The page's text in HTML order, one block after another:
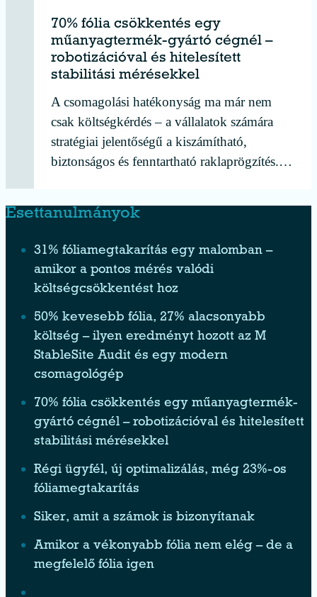
70% fólia csökkentés egy
műanyagtermék-gyártó cégnél –
robotizációval és hitelesített
stabilitási mérésekkel
A csomagolási hatékonyság ma már nem
csak költségkérdés – a vállalatok számára
stratégiai jelentőségű a kiszámítható,
biztonságos és fenntartható raklaprögzítés.…
Esettanulmányok
31% fóliamegtakarítás egy malomban –
amikor a pontos mérés valódi
költségcsökkentést hoz
50% kevesebb fólia, 27% alacsonyabb
költség – ilyen eredményt hozott az M
StableSite Audit és egy modern
csomagológép
70% fólia csökkentés egy műanyagtermék-
gyártó cégnél – robotizációval és hitelesített
stabilitási mérésekkel
Régi ügyfél, új optimalizálás, még 23%-os
fóliamegtakarítás
Siker, amit a számok is bizonyítanak
Amikor a vékonyabb fólia nem elég – de a
megfelelő fólia igen